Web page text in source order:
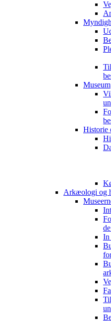
Museum
Historie
Arkæologi og
In